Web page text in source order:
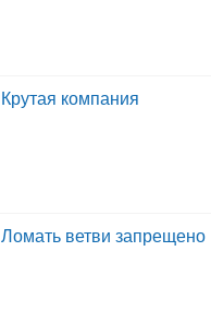
Крутая компания
Ломать ветви запрещено